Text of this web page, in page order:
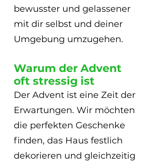
bewusster und gelassener
mit dir selbst und deiner
Umgebung umzugehen.
Warum der Advent
oft stressig ist
Der Advent ist eine Zeit der
Erwartungen. Wir möchten
die perfekten Geschenke
finden, das Haus festlich
dekorieren und gleichzeitig